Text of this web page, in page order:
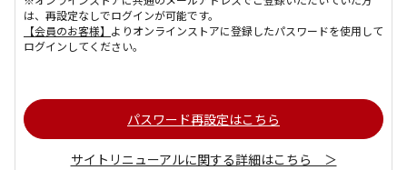
は、再設定なしでログインが可能です。
【会員のお客様】 よりオンラインストアに登録したパスワードを使用して
ログインしてください。
パスワード再設定はこちら
サイトリニューアルに関する詳細はこちら ＞